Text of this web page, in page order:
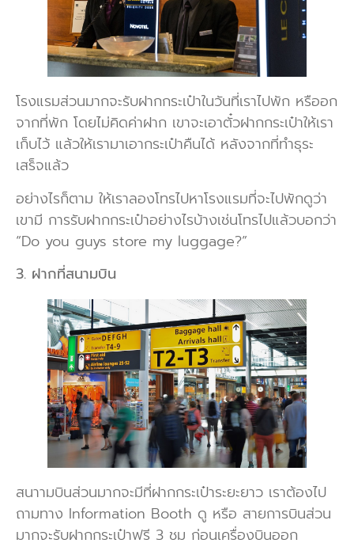
โรงแรมส่วนมากจะรับฝากกระเป๋าในวันที่เราไปพัก หรืออก
จากที่พัก โดยไม่คิดค่าฝาก เขาจะเอาตั๋วฝากกระเป๋าให้เรา
เก็บไว้ แล้วให้เรามาเอากระเป๋าคืนได้ หลังจากที่ทำธุระ
เสร็จแล้ว
อย่างไรก็ตาม ให้เราลองโทรไปหาโรงแรมที่จะไปพักดูว่า
เขามี การรับฝากกระเป๋าอย่างไรบ้างเช่นโทรไปแล้วบอกว่า
“Do you guys store my luggage?”
3. ฝากที่สนามบิน
สนาามบินส่วนมากจะมีที่ฝากกระเป๋าระยะยาว เราต้องไป
ถามทาง Information Booth ดู หรือ สายการบินส่วน
มากจะรับฝากกระเป๋าฟรี 3 ชม ก่อนเครื่องบินออก